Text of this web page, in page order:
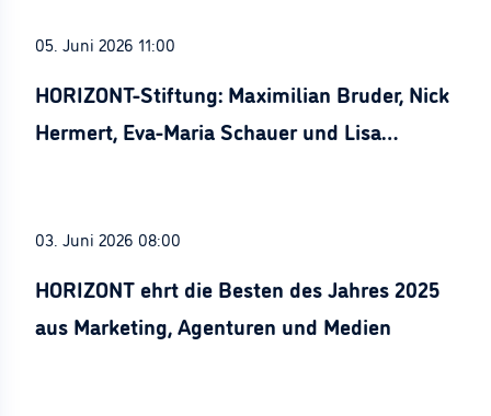
05. Juni 2026 11:00
HORIZONT-Stiftung: Maximilian Bruder, Nick
Hermert, Eva-Maria Schauer und Lisa
03. Juni 2026 08:00
HORIZONT ehrt die Besten des Jahres 2025
aus Marketing, Agenturen und Medien